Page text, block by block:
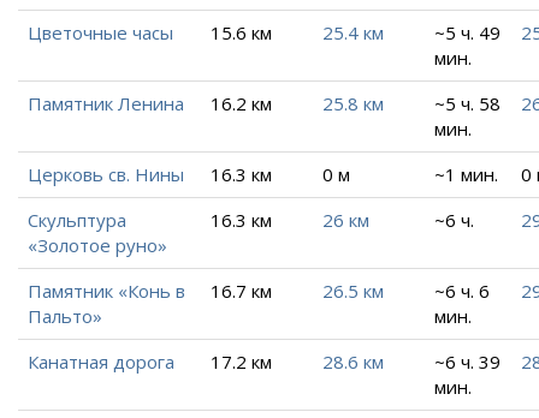
Цветочные часы 15.6 км 25.4 км
~5 ч. 49
мин.
Памятник Ленина 16.2 км 25.8 км
~5 ч. 58
мин.
Церковь св. Нины 16.3 км 0 м ~1 мин.
0
Скульптура
«Золотое руно»
16.3 км 26 км ~6 ч.
Памятник «Конь в
Пальто»
16.7 км 26.5 км
~6 ч. 6
мин.
Канатная дорога 17.2 км 28.6 км
~6 ч. 39
мин.